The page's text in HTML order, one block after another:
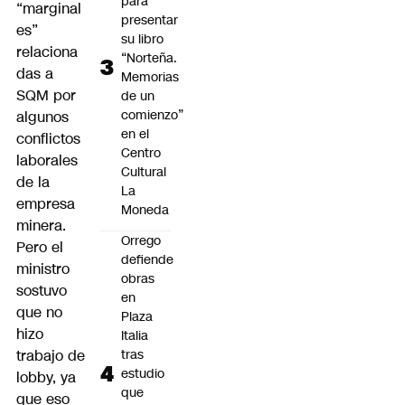
“marginal
es”
relaciona
das a
SQM por
algunos
conflictos
laborales
de la
empresa
minera.
Pero el
ministro
sostuvo
que no
hizo
trabajo de
lobby, ya
que eso
presentar
su libro
“Norteña.
Memorias
de un
comienzo”
en el
Centro
Cultural
La
Moneda
Orrego
defiende
obras
en
Plaza
Italia
tras
estudio
que